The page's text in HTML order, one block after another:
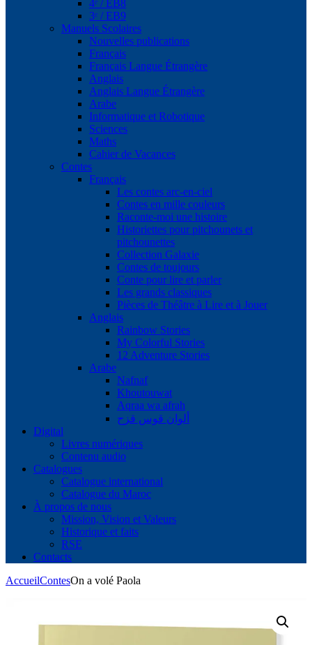
4ᵉ / EB8
3ᵉ / EB9
Manuels Scolaires
Nouvelles publications
Français
Français Langue Étrangère
Anglais
Anglais Langue Étrangère
Arabe
Informatique et Robotique
Sciences
Maths
Cahier de Vacances
Contes
Français
Les contes arc-en-ciel
Contes en mille couleurs
Raconte-moi une histoire
Historiettes pour pitchounets et
pitchounettes
Collection Galaxie
Contes de toujours
Conte pour lire et parler
Les grands classiques
Pièces de Théâtre à Lire et à Jouer
Anglais
Rainbow Stories
My Colorful Stories
12 Adventure Stories
Arabe
Nafnaf
Khoutouwat
Aqraa wa afrah
ألوان قوس قزح
Digital
Livres numériques
Contenu audio
Catalogues
Catalogue international
Catalogue du Maroc
À propos de nous
Mission, Vision et Valeurs
Historique et faits
RSE
Contacts
AccueilContesOn a volé Paola